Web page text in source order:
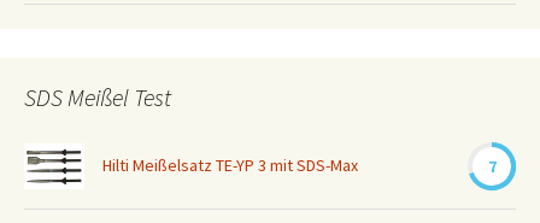
SDS Meißel Test
Hilti Meißelsatz TE-YP 3 mit SDS-Max 7